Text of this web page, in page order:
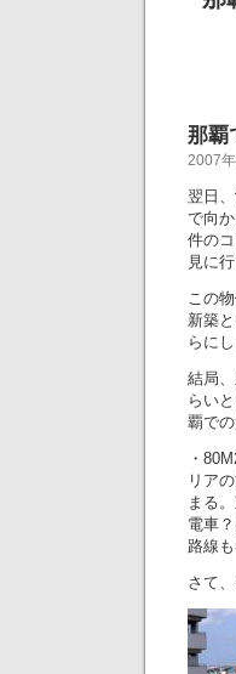
那覇
2007
翌日
で向
件の
見に
この
新築
らに
結局
らい
覇で
・
リア
まる
電車
路線
さて